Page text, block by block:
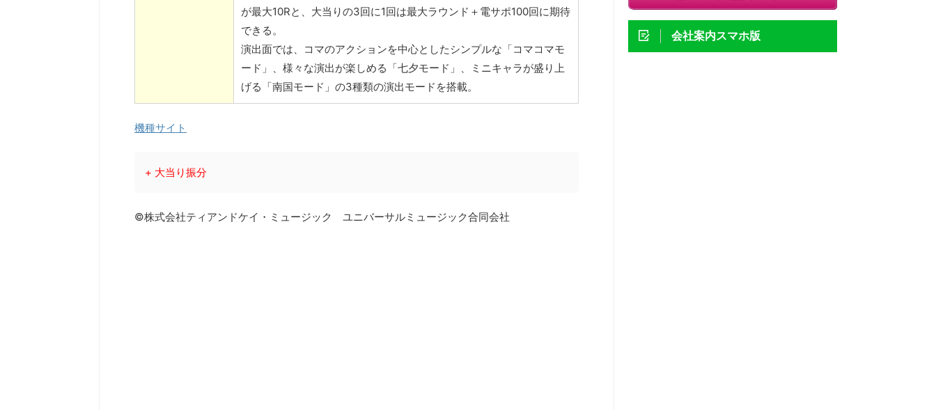
が最大10Rと、大当りの3回に1回は最大ラウンド＋電サポ100回に期待
できる。
演出面では、コマのアクションを中心としたシンプルな「コマコマモ
ード」、様々な演出が楽しめる「七夕モード」、ミニキャラが盛り上
げる「南国モード」の3種類の演出モードを搭載。
機種サイト
+ 大当り振分
©株式会社ティアンドケイ・ミュージック ユニバーサルミュージック合同会社
会社案内スマホ版